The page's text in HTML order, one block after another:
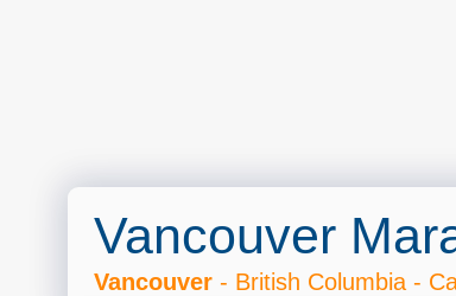
Vancouver
Vancouver - British Columbia -